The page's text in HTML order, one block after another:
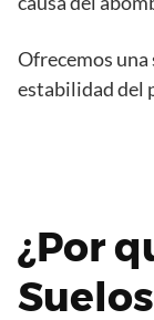
Ofrecemos
estabilidad del
¿Por